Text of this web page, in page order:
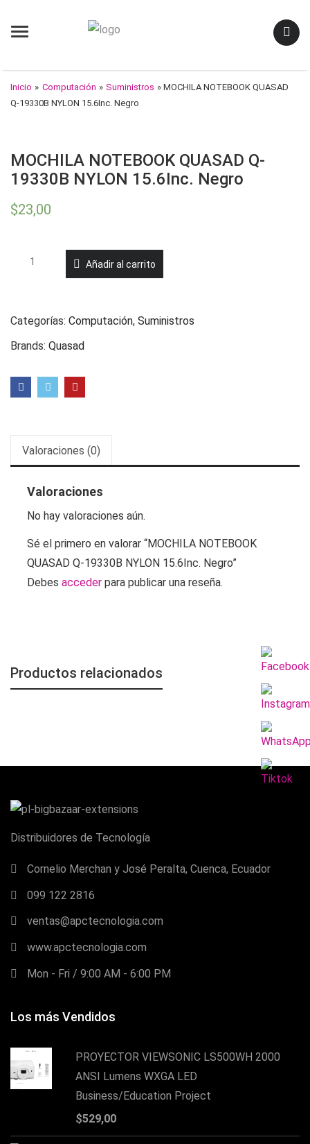
Menu
Inicio » Computación » Suministros » MOCHILA NOTEBOOK QUASAD
Q-19330B NYLON 15.6Inc. Negro
MOCHILA NOTEBOOK QUASAD Q-
19330B NYLON 15.6Inc. Negro
$23,00
MOCHILA
NOTEBOOK
Q-
15.6Inc.
Negro
Añadir al carrito
Categorías: Computación, Suministros
Brands: Quasad
Valoraciones (0)
Valoraciones
No hay valoraciones aún.
Sé el primero en valorar “MOCHILA NOTEBOOK
QUASAD Q-19330B NYLON 15.6Inc. Negro”
Debes acceder para publicar una reseña.
Productos relacionados
Distribuidores de Tecnología
Cornelio Merchan y José Peralta, Cuenca, Ecuador
099 122 2816
ventas@apctecnologia.com
www.apctecnologia.com
Mon - Fri / 9:00 AM - 6:00 PM
Los más Vendidos
PROYECTOR VIEWSONIC LS500WH 2000
ANSI Lumens WXGA LED
Business/Education Project
$529,00